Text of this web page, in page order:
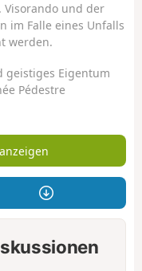
Visorando und der
im Falle eines Unfalls
werden.
geistiges Eigentum
Pédestre